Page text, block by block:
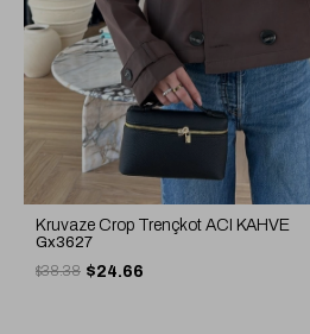
Kruvaze Crop Trençkot ACI KAHVE
Gx3627
$24.66
$38.38